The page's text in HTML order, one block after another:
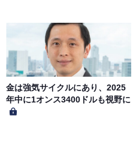
金は強気サイクルにあり、2025
年中に1オンス3400ドルも視野に